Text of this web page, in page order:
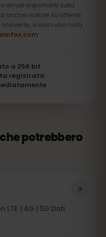
email importanti sulla
anche notizie su offerte
inviaci una nota
a 256 bit
registrata
potrebbero
LTE | 4G | 5G Dati